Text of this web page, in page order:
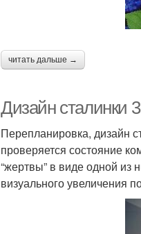
читать дальше →
Дизайн сталинки
Перепланировка, дизайн
проверяется состояние
“жертвы” в виде одной из
визуального увеличения